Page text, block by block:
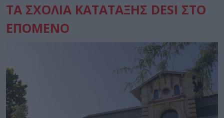
ΤΑ ΣΧΟΛΙΑ ΚΑΤΑΤΑΞΗΣ DESI ΣΤΟ
ΕΠΟΜΕΝΟ